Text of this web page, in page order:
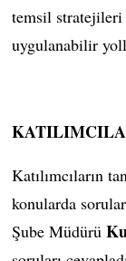
temsil
uygulanabilir
Katılımcıların
konularda
Şube Müdürü